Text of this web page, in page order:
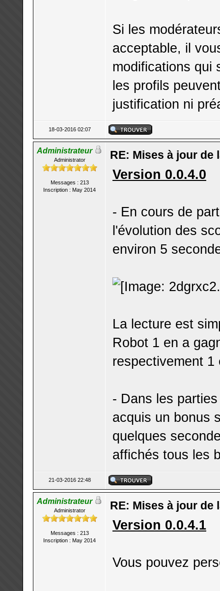
Si les
acceptable, il
modifications qui
les profils
justification ni
18-03-2016 02:07
Administrateur
Administrator
Messages : 213
Inscription : May 2014
RE: Mises à jour de
Version 0.0.4.0
- En cours de
l'évolution des
environ 5
La lecture est
Robot 1 en a
respectivement 1
- Dans les
acquis un bonus
quelques
affichés tous les
21-03-2016 22:48
Administrateur
Administrator
Messages : 213
Inscription : May 2014
RE: Mises à jour de
Version 0.0.4.1
Vous pouvez